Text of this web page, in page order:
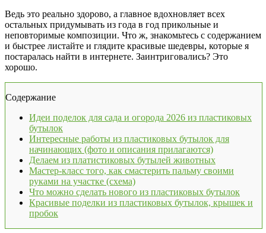
Ведь это реально здорово, а главное вдохновляет всех
остальных придумывать из года в год прикольные и
неповторимые композиции. Что ж, знакомьтесь с содержанием
и быстрее листайте и глядите красивые шедевры, которые я
постаралась найти в интернете. Заинтриговались? Это
хорошо.
Содержание
Идеи поделок для сада и огорода 2026 из пластиковых
бутылок
Интересные работы из пластиковых бутылок для
начинающих (фото и описания прилагаются)
Делаем из платистиковых бутылей животных
Мастер-класс того, как смастерить пальму своими
руками на участке (схема)
Что можно сделать нового из пластиковых бутылок
Красивые поделки из пластиковых бутылок, крышек и
пробок